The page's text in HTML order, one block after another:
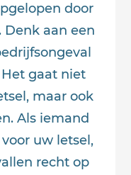
door
Denk aan een
gaat niet
maar ook
Als iemand
uw letsel,
recht op